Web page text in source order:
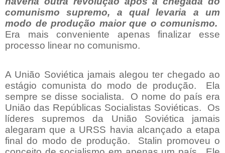
comunismo supremo, a qual levaria a um
modo de produção maior que o comunismo.
Era mais conveniente apenas finalizar esse
processo linear no comunismo.
A União Soviética jamais alegou ter chegado ao
estágio comunista do modo de produção.
Ela
sempre se disse socialista.
O nome do país era
União das Repúblicas Socialistas Soviéticas.
Os
líderes supremos da União Soviética jamais
alegaram que a URSS havia alcançado a etapa
final do modo de produção.
Stalin promoveu o